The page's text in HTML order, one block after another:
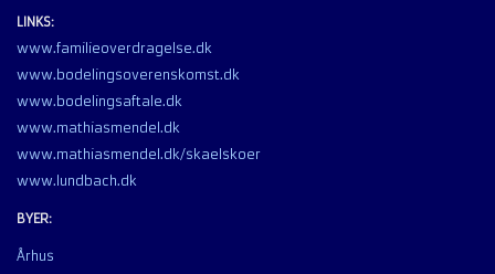
LINKS:
www.familieoverdragelse.dk
www.bodelingsoverenskomst.dk
www.bodelingsaftale.dk
www.mathiasmendel.dk
www.mathiasmendel.dk/skaelskoer
www.lundbach.dk
BYER:
Århus